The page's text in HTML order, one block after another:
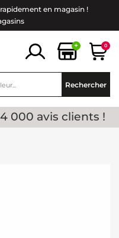
en magasin !
+ 0
Rechercher
14 000 avis clients !